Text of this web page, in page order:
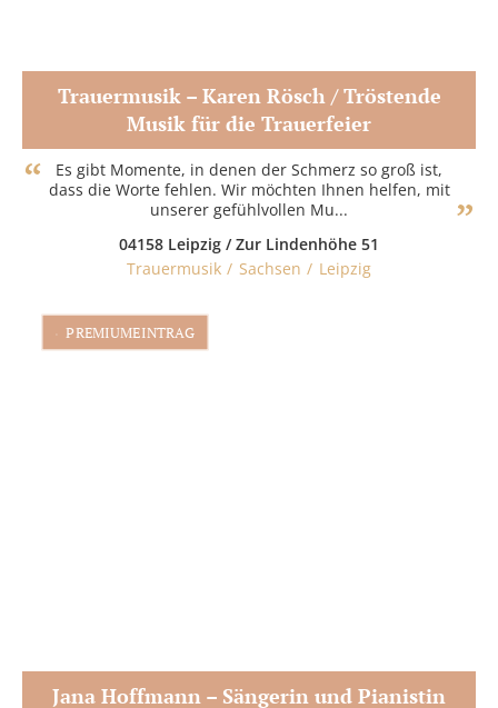
Trauermusik – Karen Rösch / Tröstende
Musik für die Trauerfeier
Es gibt Momente, in denen der Schmerz so groß ist,
dass die Worte fehlen. Wir möchten Ihnen helfen, mit
unserer gefühlvollen Mu...
04158 Leipzig / Zur Lindenhöhe 51
Trauermusik
Sachsen Leipzig
PREMIUMEINTRAG
Jana Hoffmann – Sängerin und Pianistin